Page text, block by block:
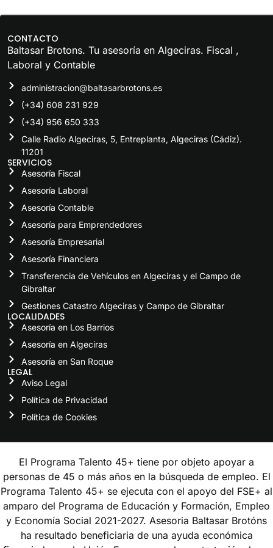
CONTACTO
Baltasar Brotons. Tu asesoría en Algeciras. Fiscal ,
Laboral y Contable
administracion@baltasarbrotons.es
(+34) 608 231 929
(+34) 956 650 333
Calle Radio Algeciras, 5, Entreplanta, Algeciras (Cádiz).
11201
SERVICIOS
Asesoría Fiscal
Asesoría Laboral
Asesoría Contable
Asesoría para Emprendedores
Asesoría Empresarial
Asesoría Financiera
Transferencia de Vehículos en Algeciras y el Campo de
Gibraltar
Gestiones Catastro Algeciras y Campo de Gibraltar
LOCALIDADES
Asesoría en Los Barrios
Asesoría en Algeciras
Asesoría en San Roque
LEGAL
Aviso Legal
Política de Privacidad
Política de Cookies
El Programa Talento 45+ tiene por objeto apoyar a
personas de 45 o más años en la búsqueda de empleo. El
Programa Talento 45+ se ejecuta con el apoyo del FSE+ al
amparo del Programa de Educación y Formación, Empleo
y Economía Social 2021-2027. Asesoria Baltasar Brotóns
ha resultado beneficiaria de una ayuda económica